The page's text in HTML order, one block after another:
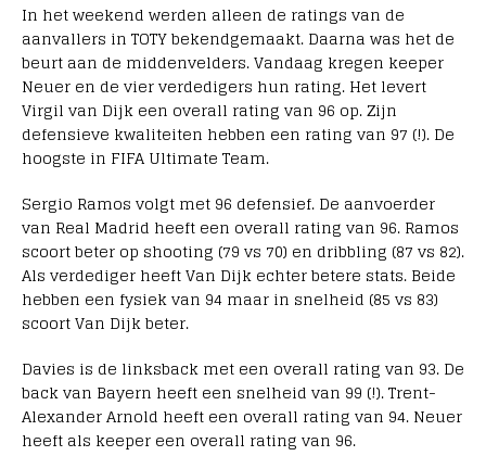
In het weekend werden alleen de ratings van de
aanvallers in TOTY bekendgemaakt. Daarna was het de
beurt aan de middenvelders. Vandaag kregen keeper
Neuer en de vier verdedigers hun rating. Het levert
Virgil van Dijk een overall rating van 96 op. Zijn
defensieve kwaliteiten hebben een rating van 97 (!). De
hoogste in FIFA Ultimate Team.
Sergio Ramos volgt met 96 defensief. De aanvoerder
van Real Madrid heeft een overall rating van 96. Ramos
scoort beter op shooting (79 vs 70) en dribbling (87 vs 82).
Als verdediger heeft Van Dijk echter betere stats. Beide
hebben een fysiek van 94 maar in snelheid (85 vs 83)
scoort Van Dijk beter.
Davies is de linksback met een overall rating van 93. De
back van Bayern heeft een snelheid van 99 (!). Trent-
Alexander Arnold heeft een overall rating van 94. Neuer
heeft als keeper een overall rating van 96.